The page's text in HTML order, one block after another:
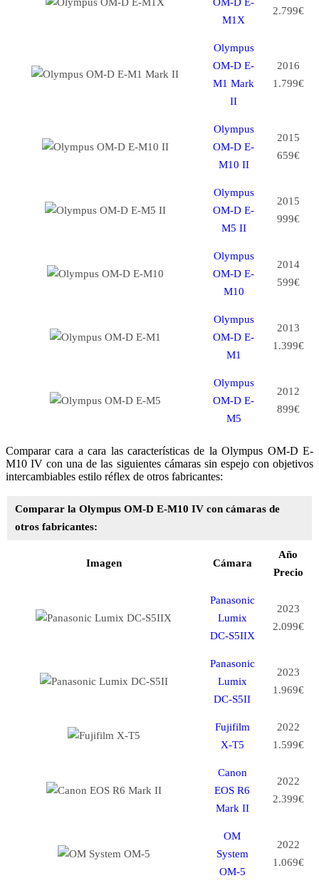
M1X
2.799€
Olympus
OM-D E-
M1 Mark
II
2016
1.799€
Olympus
OM-D E-
M10 II
2015
659€
Olympus
OM-D E-
M5 II
2015
999€
Olympus
OM-D E-
M10
2014
599€
Olympus
OM-D E-
M1
2013
1.399€
Olympus
OM-D E-
M5
2012
899€
Comparar cara a cara las características de la Olympus OM-D E-
M10 IV con una de las siguientes cámaras sin espejo con objetivos
intercambiables estilo réflex de otros fabricantes:
Comparar la Olympus OM-D E-M10 IV con cámaras de
otros fabricantes:
Imagen Cámara
Año
Precio
Panasonic
Lumix
DC-S5IIX
2023
2.099€
Panasonic
Lumix
DC-S5II
2023
1.969€
Fujifilm
X-T5
2022
1.599€
Canon
EOS R6
Mark II
2022
2.399€
OM
System
OM-5
2022
1.069€